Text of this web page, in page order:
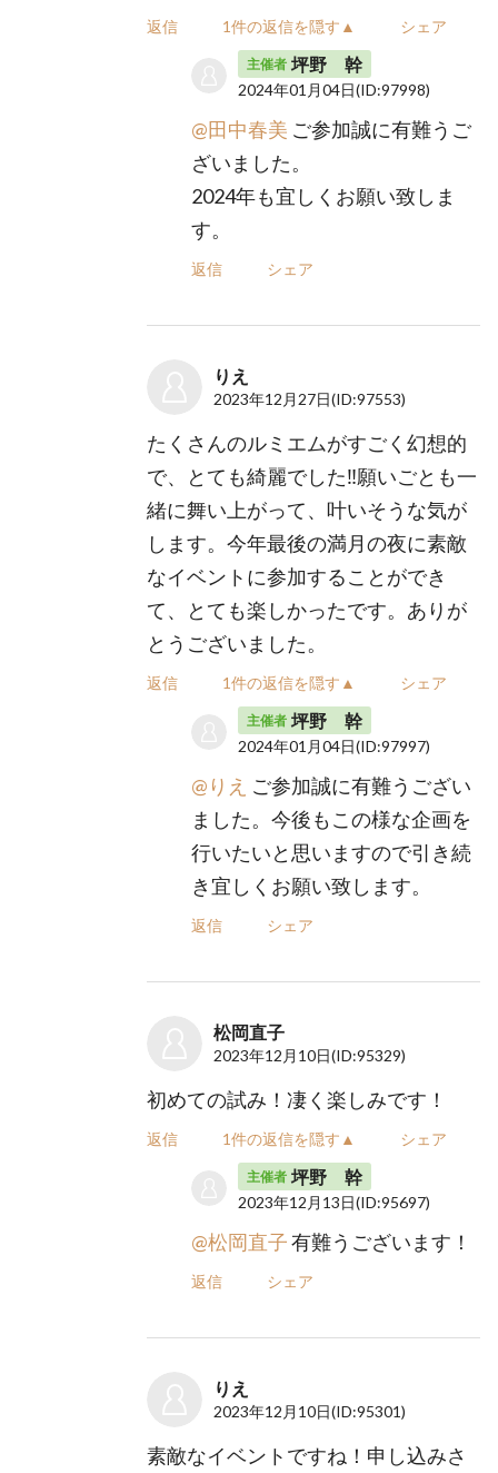
返信 1件の返信を隠す▲ シェア
主催者 坪野 幹
2024年01月04日(ID:97998)
@田中春美 ご参加誠に有難うご
ざいました。
2024年も宜しくお願い致しま
す。
返信 シェア
りえ
2023年12月27日(ID:97553)
たくさんのルミエムがすごく幻想的
で、とても綺麗でした‼︎願いごとも一
緒に舞い上がって、叶いそうな気が
します。今年最後の満月の夜に素敵
なイベントに参加することができ
て、とても楽しかったです。ありが
とうございました。
返信 1件の返信を隠す▲ シェア
主催者 坪野 幹
2024年01月04日(ID:97997)
@りえ ご参加誠に有難うござい
ました。今後もこの様な企画を
行いたいと思いますので引き続
き宜しくお願い致します。
返信 シェア
松岡直子
2023年12月10日(ID:95329)
初めての試み！凄く楽しみです！
返信 1件の返信を隠す▲ シェア
主催者 坪野 幹
2023年12月13日(ID:95697)
@松岡直子有難うございます！
返信 シェア
りえ
2023年12月10日(ID:95301)
素敵なイベントですね！申し込みさ